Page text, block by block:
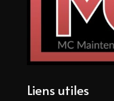
Liens utiles